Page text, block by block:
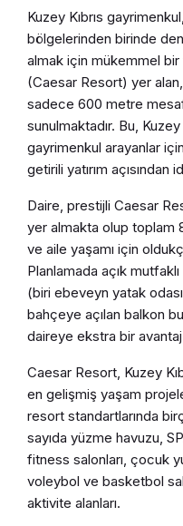
Kuzey Kıbrıs
bölgelerinden birinde
almak için mükemmel bir
(Caesar Resort) yer
sadece 600 metre
sunulmaktadır. Bu, Kuzey
gayrimenkul arayanlar
getirili yatırım
Daire, prestijli Caesar
yer almakta olup toplam
ve aile yaşamı için
Planlamada açık
(biri ebeveyn yatak
bahçeye açılan balkon
daireye ekstra bir avantaj
Caesar Resort, Kuzey
en gelişmiş yaşam
resort standartlarında
sayıda yüzme havuzu,
fitness salonları, çocuk
voleybol ve basketbol
aktivite alanları.